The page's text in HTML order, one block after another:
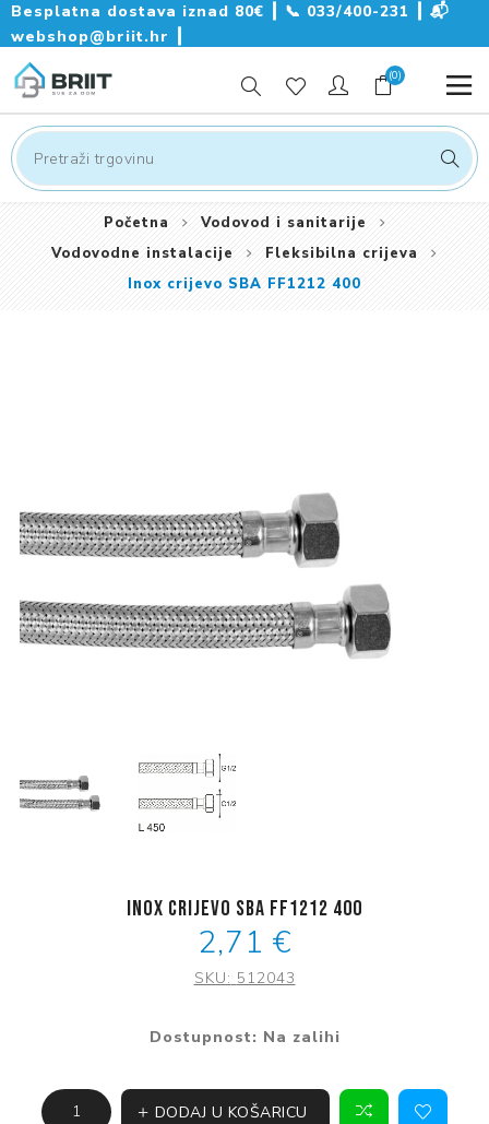
Besplatna dostava iznad 80€ ┃ 📞 033/400-231
📬
webshop@briit.hr
(0)
Početna
Vodovod i sanitarije
Vodovodne instalacije
Fleksibilna crijeva
Inox crijevo SBA FF1212 400
Inox crijevo SBA FF1212 400
2,71 €
SKU: 512043
Dostupnost: Na zalihi
DODAJ U KOŠARICU